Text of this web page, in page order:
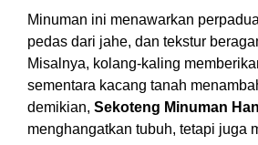
Minuman ini menawarkan
pedas dari jahe, dan tekstur
Misalnya, kolang-kaling
sementara kacang tanah
demikian, Sekoteng Minuman
menghangatkan tubuh, tetapi juga